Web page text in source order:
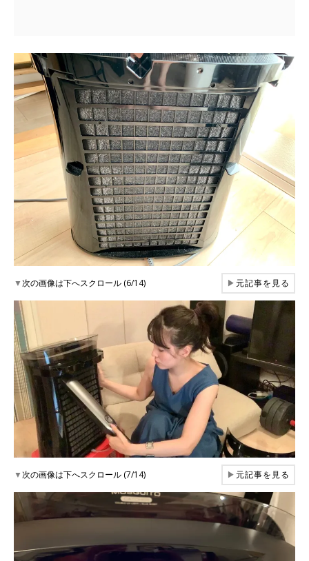
▼次の画像は下へスクロール (6/14) ▶元記事を見る
▼次の画像は下へスクロール (7/14) ▶元記事を見る